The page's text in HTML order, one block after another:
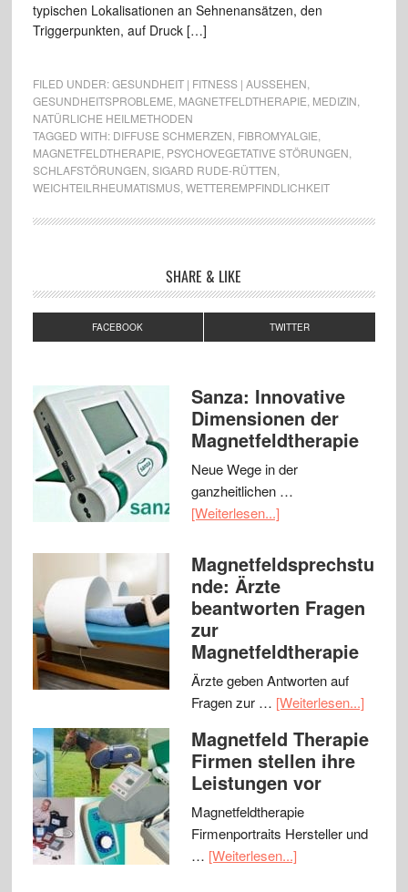
typischen Lokalisationen an Sehnenansätzen, den
Triggerpunkten, auf Druck […]
FILED UNDER:GESUNDHEIT | FITNESS | AUSSEHEN
GESUNDHEITSPROBLEME MAGNETFELDTHERAPIE MEDIZIN
NATÜRLICHE HEILMETHODEN
TAGGED WITH: DIFFUSE SCHMERZEN FIBROMYALGIE
MAGNETFELDTHERAPIE PSYCHOVEGETATIVE STÖRUNGEN
SCHLAFSTÖRUNGEN SIGARD RUDE-RÜTTEN
WEICHTEILRHEUMATISMUS, WETTEREMPFINDLICHKEIT
SHARE & LIKE
FACEBOOK TWITTER
Sanza: Innovative
Dimensionen der
Magnetfeldtherapie
Neue Wege in der
ganzheitlichen …
[Weiterlesen...]
Magnetfeldsprechstu
nde: Ärzte
beantworten Fragen
zur
Magnetfeldtherapie
Ärzte geben Antworten auf
Fragen zur … [Weiterlesen...]
Magnetfeld Therapie
Firmen stellen ihre
Leistungen vor
Magnetfeldtherapie
Firmenportraits Hersteller und
… [Weiterlesen...]